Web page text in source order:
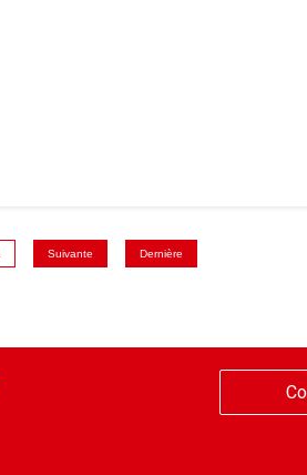
Suivante Dernière